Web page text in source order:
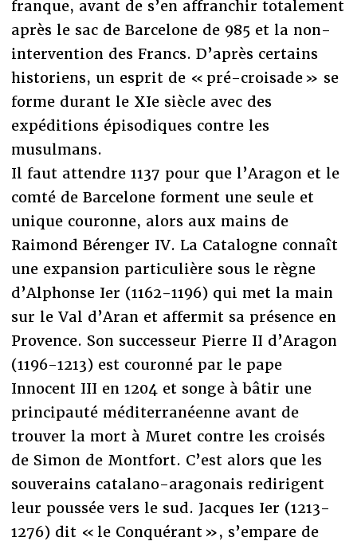
franque, avant de s’en affranchir totalement
après le sac de Barcelone de 985 et la non-
intervention des Francs. D’après certains
historiens, un esprit de « pré-croisade » se
forme durant le XIe siècle avec des
expéditions épisodiques contre les
musulmans.
Il faut attendre 1137 pour que l’Aragon et le
comté de Barcelone forment une seule et
unique couronne, alors aux mains de
Raimond Bérenger IV. La Catalogne connaît
une expansion particulière sous le règne
d’Alphonse Ier (1162-1196) qui met la main
sur le Val d’Aran et affermit sa présence en
Provence. Son successeur Pierre II d’Aragon
(1196-1213) est couronné par le pape
Innocent III en 1204 et songe à bâtir une
principauté méditerranéenne avant de
trouver la mort à Muret contre les croisés
de Simon de Montfort. C’est alors que les
souverains catalano-aragonais redirigent
leur poussée vers le sud. Jacques Ier (1213-
1276) dit « le Conquérant », s’empare de